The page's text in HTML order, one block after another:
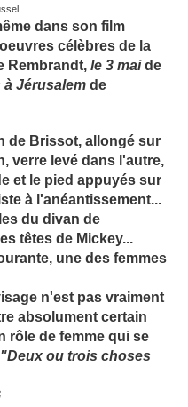
dans son film
célèbres de la
Rembrandt, le 3 maide
Jérusalem de
de Brissot, allongé sur
verre levé dans l'autre,
et le pied appuyés sur
à l'anéantissement...
du divan de
têtes de Mickey...
une des femmes
n'est pas vraiment
absolument certain
rôle de femme qui se
"Deux ou trois choses